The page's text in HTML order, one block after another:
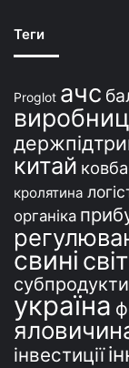
ї
Теги
Proglot ачс
китай
кролятина
органіка
свині світ
субпродукти
україна
інвестиції